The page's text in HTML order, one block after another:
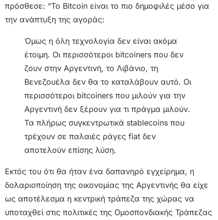
πρόσθεσε: “Το Bitcoin είναι το πιο δημοφιλές μέσο για
την ανάπτυξη της αγοράς:
Όμως η όλη τεχνολογία δεν είναι ακόμα
έτοιμη. Οι περισσότεροι bitcoiners που δεν
ζουν στην Αργεντινή, το Λιβάνιο, τη
Βενεζουέλα δεν θα το καταλάβουν αυτό. Οι
περισσότεροι bitcoiners που μιλούν για την
Αργεντινή δεν ξέρουν για τι πράγμα μιλούν.
Τα πλήρως συγκεντρωτικά stablecoins που
τρέχουν σε παλαιές ράγες fiat δεν
αποτελούν επίσης λύση.
Εκτός του ότι θα ήταν ένα δαπανηρό εγχείρημα, η
δολαριοποίηση της οικονομίας της Αργεντινής θα είχε
ως αποτέλεσμα η κεντρική τράπεζα της χώρας να
υποταχθεί στις πολιτικές της Ομοσπονδιακής Τράπεζας